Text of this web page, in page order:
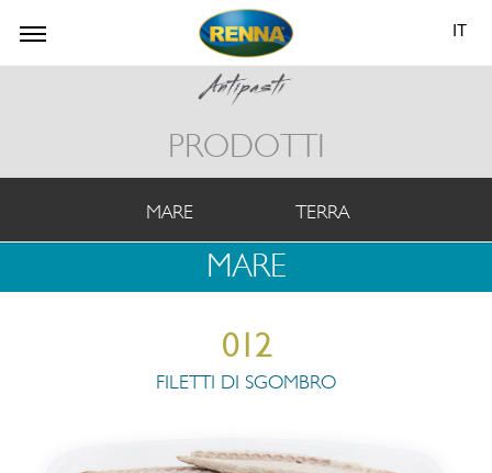
IT
PRODOTTI
MARE TERRA
MARE
012
FILETTI DI SGOMBRO